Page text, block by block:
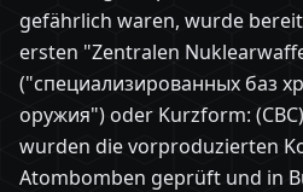
gefährlich waren, wurde
ersten "Zentralen
("специализированных баз
оружия") oder Kurzform:
wurden die vorproduzierten
Atombomben geprüft und in